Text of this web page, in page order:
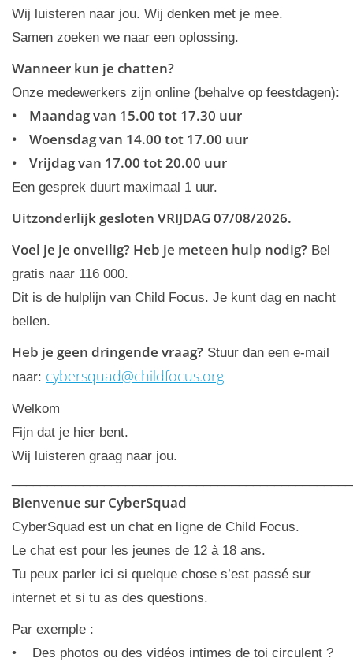
Wij luisteren naar jou. Wij denken met je mee.
Samen zoeken we naar een oplossing.
Wanneer kun je chatten?
Onze medewerkers zijn online (behalve op feestdagen):
• Maandag van 15.00 tot 17.30 uur
• Woensdag van 14.00 tot 17.00 uur
• Vrijdag van 17.00 tot 20.00 uur
Een gesprek duurt maximaal 1 uur.
Uitzonderlijk gesloten VRIJDAG 07/08/2026.
Voel je je onveilig? Heb je meteen hulp nodig? Bel
gratis naar 116 000.
Dit is de hulplijn van Child Focus. Je kunt dag en nacht
bellen.
Heb je geen dringende vraag? Stuur dan een e-mail
naar: cybersquad@childfocus.org
Welkom
Fijn dat je hier bent.
Wij luisteren graag naar jou.
Bienvenue sur CyberSquad
CyberSquad est un chat en ligne de Child Focus.
Le chat est pour les jeunes de 12 à 18 ans.
Tu peux parler ici si quelque chose s’est passé sur
internet et si tu as des questions.
Par exemple :
• Des photos ou des vidéos intimes de toi circulent ?